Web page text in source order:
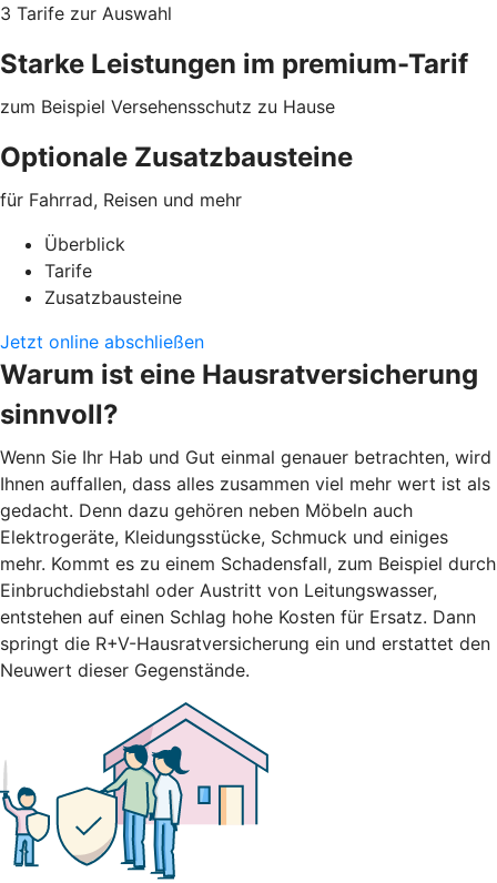
3 Tarife zur Auswahl
Starke Leistungen im premium-Tarif
zum Beispiel Versehensschutz zu Hause
Optionale Zusatzbausteine
für Fahrrad, Reisen und mehr
Überblick
Tarife
Zusatzbausteine
Jetzt online abschließen
Warum ist eine Hausratversicherung
sinnvoll?
Wenn Sie Ihr Hab und Gut einmal genauer betrachten, wird
Ihnen auffallen, dass alles zusammen viel mehr wert ist als
gedacht. Denn dazu gehören neben Möbeln auch
Elektrogeräte, Kleidungsstücke, Schmuck und einiges
mehr. Kommt es zu einem Schadensfall, zum Beispiel durch
Einbruchdiebstahl oder Austritt von Leitungswasser,
entstehen auf einen Schlag hohe Kosten für Ersatz. Dann
springt die R+V-Hausratversicherung ein und erstattet den
Neuwert dieser Gegenstände.